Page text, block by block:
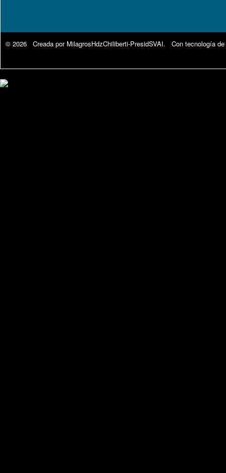
© 2026 Creada por MilagrosHdzChiliberti-PresidSVAI. Con tecnología de